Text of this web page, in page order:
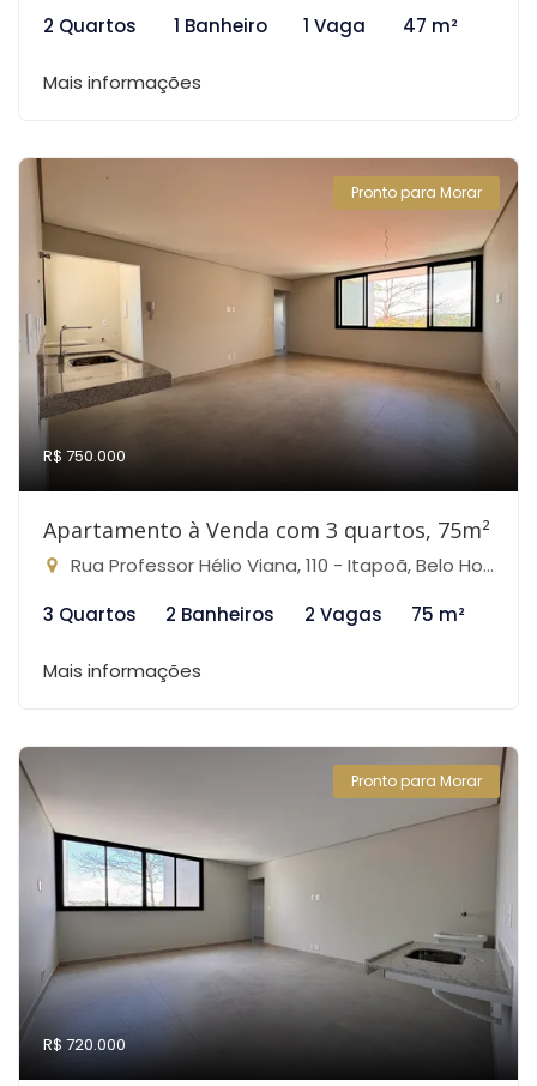
2 Quartos
1 Banheiro 1 Vaga 47 m²
Mais informações
Pronto para Morar
R$ 750.000
Apartamento à Venda com 3 quartos, 75m²
Rua Professor Hélio Viana, 110 - Itapoã, Belo Horizonte-MG
3 Quartos
2 Banheiros 2 Vagas 75 m²
Mais informações
Pronto para Morar
R$ 720.000